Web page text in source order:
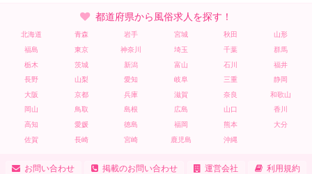
都道府県から風俗求人を探す！
北海道 青森 岩手 宮城 秋田
山形
福島
東京 神奈川 埼玉 千葉
群馬
栃木
茨城 新潟 富山 石川
福井
長野
山梨 愛知 岐阜 三重
静岡
大阪
京都 兵庫 滋賀 奈良
和歌山
岡山
鳥取 島根 広島 山口
香川
高知
愛媛 徳島 福岡 熊本
大分
佐賀
長崎 宮崎 鹿児島 沖縄
お問い合わせ 掲載のお問い合わせ 運営会社 利用規約